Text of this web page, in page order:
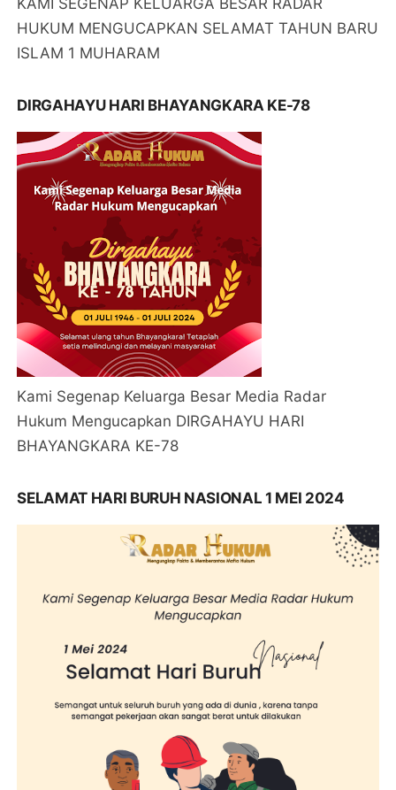
HUKUM MENGUCAPKAN SELAMAT TAHUN BARU
ISLAM 1 MUHARAM
DIRGAHAYU HARI BHAYANGKARA KE-78
Kami Segenap Keluarga Besar Media Radar
Hukum Mengucapkan DIRGAHAYU HARI
BHAYANGKARA KE-78
SELAMAT HARI BURUH NASIONAL 1 MEI 2024